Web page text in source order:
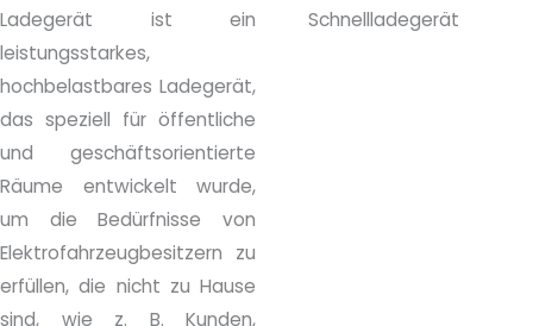
Ladegerät ist ein
leistungsstarkes,
hochbelastbares Ladegerät,
das speziell für öffentliche
und geschäftsorientierte
Räume entwickelt wurde,
um die Bedürfnisse von
Elektrofahrzeugbesitzern zu
erfüllen, die nicht zu Hause
sind, wie z. B. Kunden,